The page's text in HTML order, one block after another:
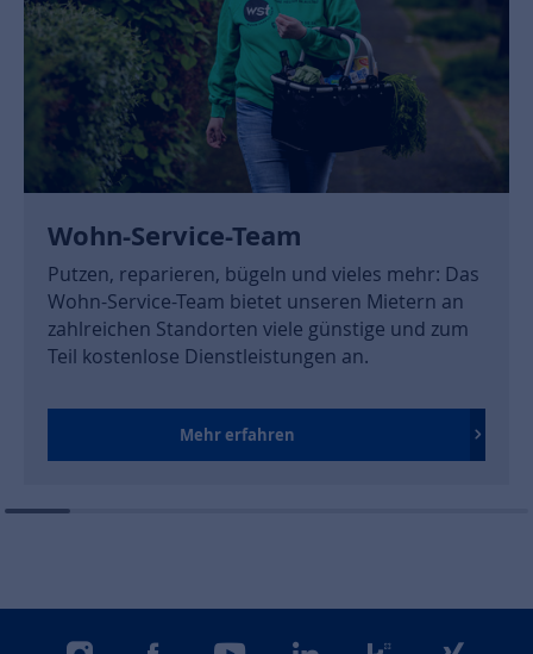
Wohn-Service-Team
Putzen, reparieren, bügeln und vieles mehr: Das
Wohn-Service-Team bietet unseren Mietern an
zahlreichen Standorten viele günstige und zum
Teil kostenlose Dienstleistungen an.
Mehr erfahren